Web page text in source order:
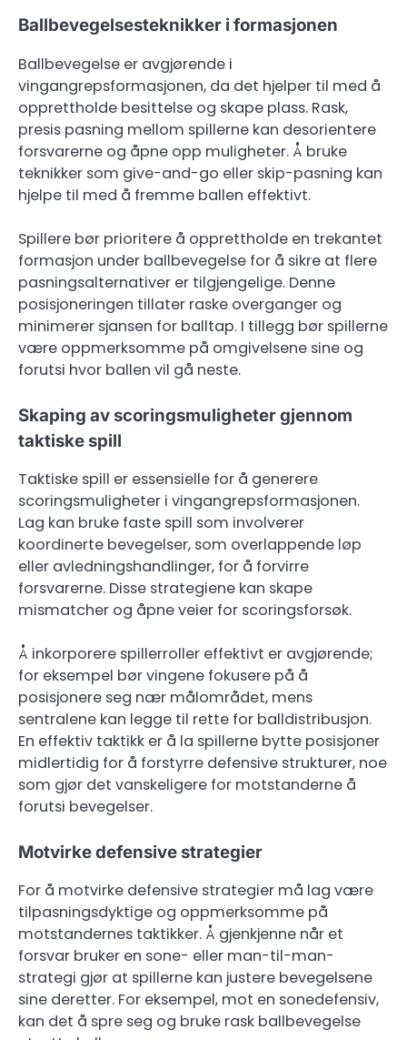
Ballbevegelsesteknikker i formasjonen
Ballbevegelse er avgjørende i
vingangrepsformasjonen, da det hjelper til med å
opprettholde besittelse og skape plass. Rask,
presis pasning mellom spillerne kan desorientere
forsvarerne og åpne opp muligheter. Å bruke
teknikker som give-and-go eller skip-pasning kan
hjelpe til med å fremme ballen effektivt.
Spillere bør prioritere å opprettholde en trekantet
formasjon under ballbevegelse for å sikre at flere
pasningsalternativer er tilgjengelige. Denne
posisjoneringen tillater raske overganger og
minimerer sjansen for balltap. I tillegg bør spillerne
være oppmerksomme på omgivelsene sine og
forutsi hvor ballen vil gå neste.
Skaping av scoringsmuligheter gjennom
taktiske spill
Taktiske spill er essensielle for å generere
scoringsmuligheter i vingangrepsformasjonen.
Lag kan bruke faste spill som involverer
koordinerte bevegelser, som overlappende løp
eller avledningshandlinger, for å forvirre
forsvarerne. Disse strategiene kan skape
mismatcher og åpne veier for scoringsforsøk.
Å inkorporere spillerroller effektivt er avgjørende;
for eksempel bør vingene fokusere på å
posisjonere seg nær målområdet, mens
sentralene kan legge til rette for balldistribusjon.
En effektiv taktikk er å la spillerne bytte posisjoner
midlertidig for å forstyrre defensive strukturer, noe
som gjør det vanskeligere for motstanderne å
forutsi bevegelser.
Motvirke defensive strategier
For å motvirke defensive strategier må lag være
tilpasningsdyktige og oppmerksomme på
motstandernes taktikker. Å gjenkjenne når et
forsvar bruker en sone- eller man-til-man-
strategi gjør at spillerne kan justere bevegelsene
sine deretter. For eksempel, mot en sonedefensiv,
kan det å spre seg og bruke rask ballbevegelse